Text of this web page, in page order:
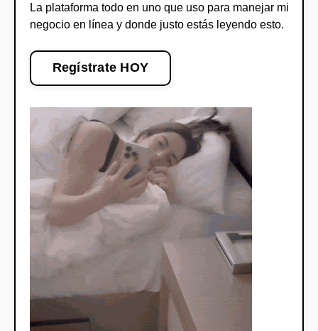
La plataforma todo en uno que uso para manejar mi
negocio en línea y donde justo estás leyendo esto.
Regístrate HOY